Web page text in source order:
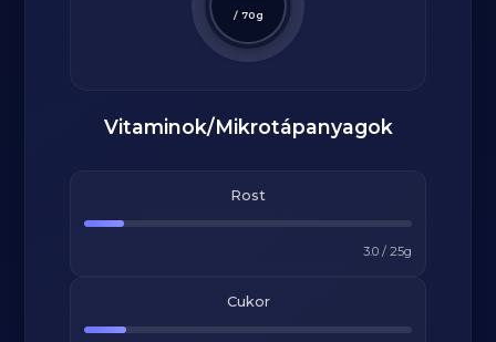
/ 70g
Vitaminok/Mikrotápanyagok
Rost
3.0/ 25g
Cukor